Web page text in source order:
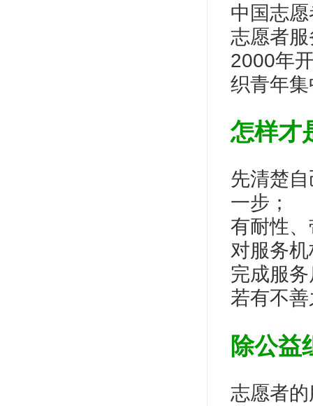
中国志
志愿者
2000年
织青年
怎样才
先清楚
一步；
有耐性
对服务
完成服
若有不
除公益
志愿者